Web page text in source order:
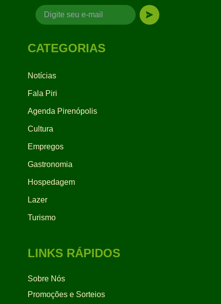
CATEGORIAS
Notícias
Fala Piri
Agenda Pirenópolis
Cultura
Empregos
Gastronomia
Hospedagem
Lazer
Turismo
LINKS RÁPIDOS
Sobre Nós
Promoções e Sorteios